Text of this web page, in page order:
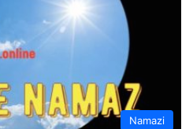
Namazi